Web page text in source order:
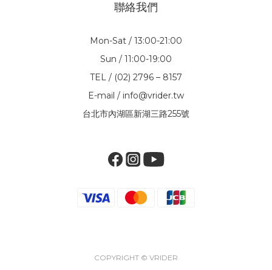
聯絡我們
Mon-Sat / 13:00-21:00
Sun / 11:00-19:00
TEL / (02) 2796 – 8157
E-mail / info@vrider.tw
台北市內湖區新湖三路255號
COPYRIGHT © VRIDER